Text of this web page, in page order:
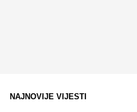
NAJNOVIJE VIJESTI